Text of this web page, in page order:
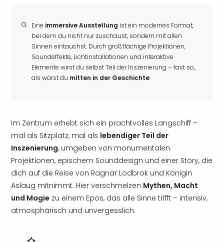
Eine immersive Ausstellung ist ein modernes Format,
bei dem du nicht nur zuschaust, sondern mit allen
Sinnen eintauchst. Durch großflächige Projektionen,
Soundeffekte, Lichtinstallationen und interaktive
Elemente wirst du selbst Teil der Inszenierung – fast so,
als wärst du mitten in der Geschichte.
Im Zentrum erhebt sich ein prachtvolles Langschiff –
mal als Sitzplatz, mal als lebendiger Teil der
Inszenierung, umgeben von monumentalen
Projektionen, epischem Sounddesign und einer Story, die
dich auf die Reise von Ragnar Lodbrok und Königin
Aslaug mitnimmt. Hier verschmelzen Mythen, Macht
und Magie zu einem Epos, das alle Sinne trifft – intensiv,
atmosphärisch und unvergesslich.